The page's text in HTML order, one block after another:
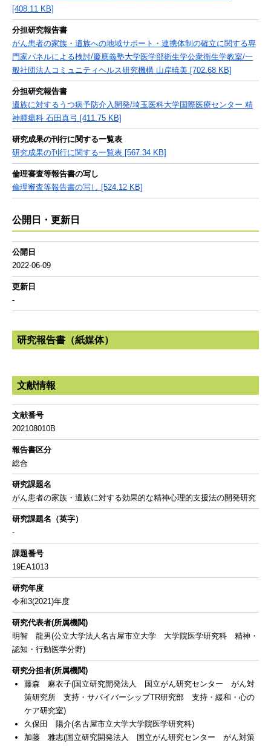
[408.11 KB]
分担研究報告書
がん患者の家族・遺族への地域サポート・連携体制の確立に関する専
門家パネルによる検討/慶應義塾大学医学部衛生学公衆衛生学教室/一
般社団法人コミュニティヘルス研究機構 山岸暁美 [702.68 KB]
分担研究報告書
遺族に対するうつ病予防介入開発/埼玉医科大学国際医療センター 精
神腫瘍科 石田真弓 [411.75 KB]
研究成果の刊行に関する一覧表
研究成果の刊行に関する一覧表 [567.34 KB]
倫理審査等報告書の写し
倫理審査等報告書の写し [524.12 KB]
公開日・更新日
公開日
2022-06-09
更新日
-
研究報告書（紙媒体）
文献情報
文献番号
202108010B
報告書区分
総合
研究課題名
がん患者の家族・遺族に対する効果的な精神心理的支援法の開発研究
研究課題名（英字）
-
課題番号
19EA1013
研究年度
令和3(2021)年度
研究代表者(所属機関)
明智 龍男(公立大学法人名古屋市立大学 大学院医学研究科 精神・
認知・行動医学分野)
研究分担者(所属機関)
藤森 麻衣子(国立研究開発法人 国立がん研究センター がん対
策研究所 支持・サバイバーシップTR研究部 支持・緩和・心の
ケア研究室)
久保田 陽介(名古屋市立大学大学院医学研究科)
加藤 雅志(国立研究開発法人 国立がん研究センター がん対策